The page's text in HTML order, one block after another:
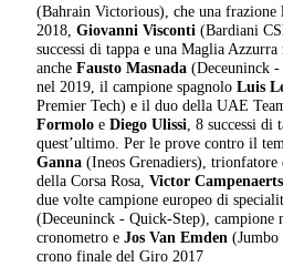
(Bahrain Victorious), che una frazione
2018,Giovanni Visconti (Bardiani
successi di tappa e una Maglia
ancheFausto Masnada (Deceuninck
nel 2019, il campione spagnoloLuis
Premier Tech) e il duo della UAE
Formolo eDiego Ulissi, 8 successi di
quest’ultimo. Per le prove contro il
Ganna (Ineos Grenadiers),
della Corsa Rosa,Victor Campenaerts
due volte campione europeo di
(Deceuninck - Quick-Step), campione
cronometro eJos Van Emden
crono finale del Giro 2017